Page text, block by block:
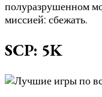
полуразрушенном
миссией: сбежать.
SCP: 5K